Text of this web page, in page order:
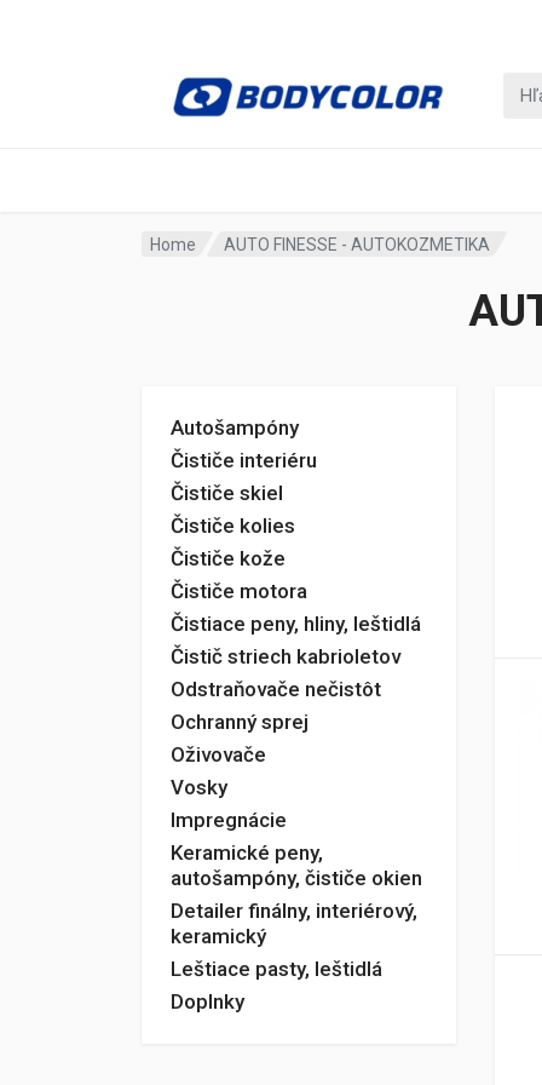
Home AUTO FINESSE - AUTOKOZMETIKA
Autošampóny
Čističe interiéru
Čističe skiel
Čističe kolies
Čističe kože
Čističe motora
Čistiace peny, hliny, leštidlá
Čistič striech kabrioletov
Odstraňovače nečistôt
Ochranný sprej
Oživovače
Vosky
Impregnácie
Keramické peny,
autošampóny, čističe okien
Detailer finálny, interiérový,
keramický
Leštiace pasty, leštidlá
Doplnky